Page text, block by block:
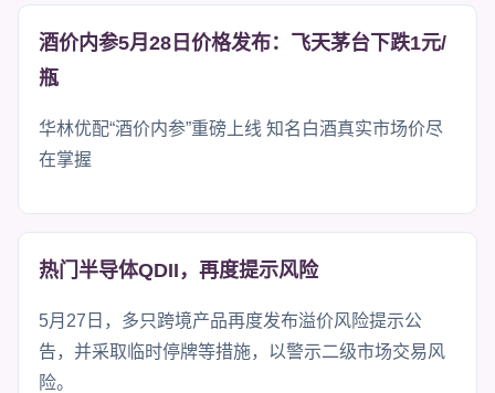
酒价内参5月28日价格发布：飞天茅台下跌1元/
瓶
华林优配“酒价内参”重磅上线 知名白酒真实市场价尽
在掌握
热门半导体QDII，再度提示风险
5月27日，多只跨境产品再度发布溢价风险提示公
告，并采取临时停牌等措施，以警示二级市场交易风
险。